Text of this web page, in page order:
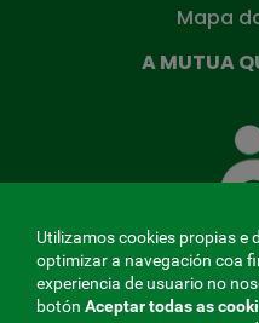
Mapa
A MUTUA
que
Utilizamos cookies propias e
optimizar a navegación coa
experiencia de usuario no
botón Aceptar todas as